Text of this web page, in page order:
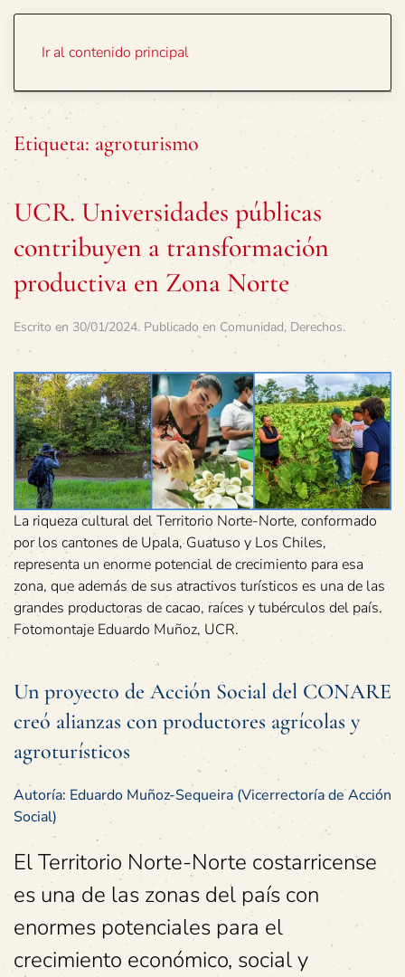
Ir al contenido principal
Etiqueta: agroturismo
UCR. Universidades públicas
contribuyen a transformación
productiva en Zona Norte
Escrito en 30/01/2024. Publicado en Comunidad, Derechos.
La riqueza cultural del Territorio Norte-Norte, conformado
por los cantones de Upala, Guatuso y Los Chiles,
representa un enorme potencial de crecimiento para esa
zona, que además de sus atractivos turísticos es una de las
grandes productoras de cacao, raíces y tubérculos del país.
Fotomontaje Eduardo Muñoz, UCR.
Un proyecto de Acción Social del CONARE
creó alianzas con productores agrícolas y
agroturísticos
Autoría: Eduardo Muñoz-Sequeira (Vicerrectoría de Acción
Social)
El Territorio Norte-Norte costarricense
es una de las zonas del país con
enormes potenciales para el
crecimiento económico, social y